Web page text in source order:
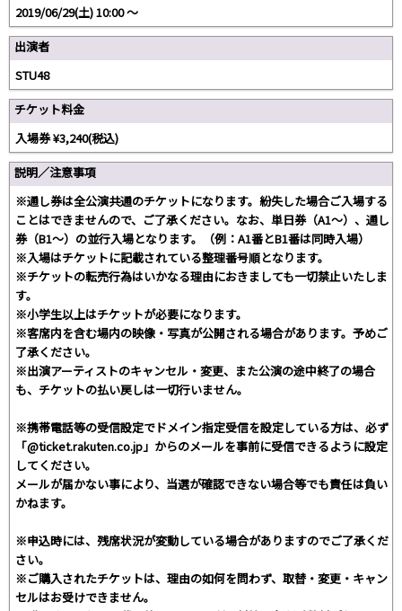
2019/06/29(土) 10:00 〜
出演者
STU48
チケット料金
入場券 ¥3,240(税込)
説明／注意事項
※通し券は全公演共通のチケットになります。紛失した場合ご入場する
ことはできませんので、ご了承ください。なお、単日券（A1～）、通し
券（B1～）の並行入場となります。（例：A1番とB1番は同時入場）
※入場はチケットに記載されている整理番号順となります。
※チケットの転売行為はいかなる理由におきましても一切禁止いたしま
す。
※小学生以上はチケットが必要になります。
※客席内を含む場内の映像・写真が公開される場合があります。予めご
了承ください。
※出演アーティストのキャンセル・変更、また公演の途中終了の場合
も、チケットの払い戻しは一切行いません。
※携帯電話等の受信設定でドメイン指定受信を設定している方は、必ず
「@ticket.rakuten.co.jp」からのメールを事前に受信できるように設定
してください。
メールが届かない事により、当選が確認できない場合等でも責任は負い
かねます。
※申込時には、残席状況が変動している場合がありますのでご了承くだ
さい。
※ご購入されたチケットは、理由の如何を問わず、取替・変更・キャン
セルはお受けできません。